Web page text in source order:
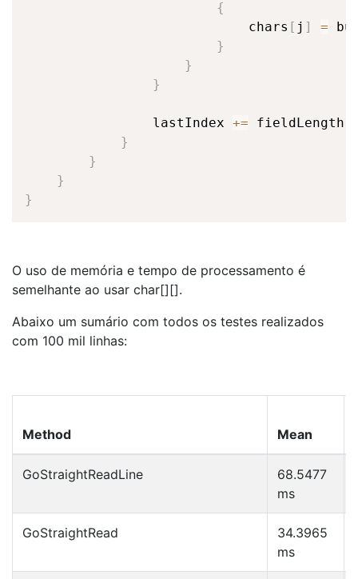
{
                            chars
[ j ] =
}
}
}
                lastIndex
+= fieldLength
}
}
}
}
O uso de memória e tempo de processamento é
semelhante ao usar char[][].
Abaixo um sumário com todos os testes realizados
com 100 mil linhas:
Method Mean
GoStraightReadLine
68.5477
ms
GoStraightRead
34.3965
ms